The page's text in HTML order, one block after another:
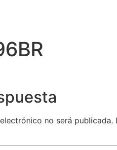
no será publicada.